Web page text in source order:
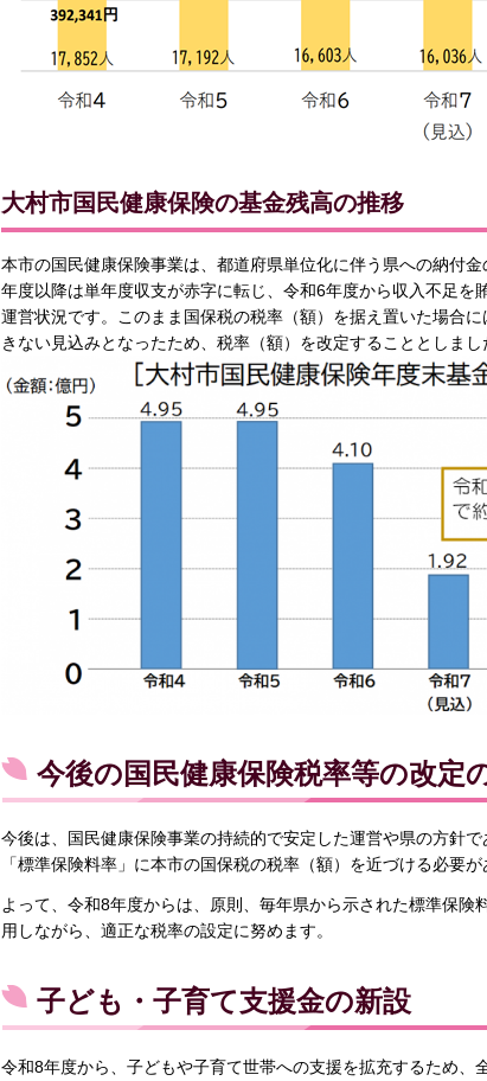
大村市国民健康保険の基金残高の推移
本市の国民健康保険事業は、都道府県単位化に伴う県への納付
年度以降は単年度収支が赤字に転じ、令和6年度から収入不足を
運営状況です。このまま国保税の税率（額）を据え置いた場合
きない見込みとなったため、税率（額）を改定することとしまし
今後の国民健康保険税率等の改定
今後は、国民健康保険事業の持続的で安定した運営や県の方針
「標準保険料率」に本市の国保税の税率（額）を近づける必要が
よって、令和8年度からは、原則、毎年県から示された標準保
用しながら、適正な税率の設定に努めます。
子ども・子育て支援金の新設
令和8年度から、子どもや子育て世帯への支援を拡充するため、